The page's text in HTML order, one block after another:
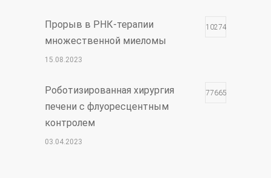
Прорыв в РНК-терапии
множественной миеломы
102742
15.08.2023
Роботизированная хирургия
печени с флуоресцентным
контролем
77665
03.04.2023